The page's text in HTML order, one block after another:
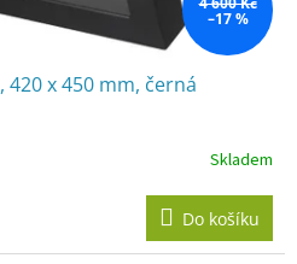
–17 %
x 450 mm, černá
Skladem
Do košíku